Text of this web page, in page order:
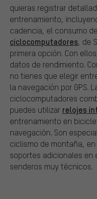
quieras registrar
entrenamiento,
cadencia, el consumo
ciclocomputadores, de
primera opción. Con
datos de rendimiento.
no tienes que elegir
la navegación por GPS.
ciclocomputadores
puedes utilizar relojes
entrenamiento en
navegación. Son
ciclismo de montaña,
soportes adicionales en
senderos muy técnicos.